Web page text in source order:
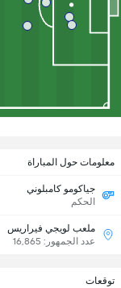
معلومات حول المباراة
جياكومو كامبلوني
الحكم
ملعب لويجي فيراريس
عدد الجمهور: 16,865
توقعات